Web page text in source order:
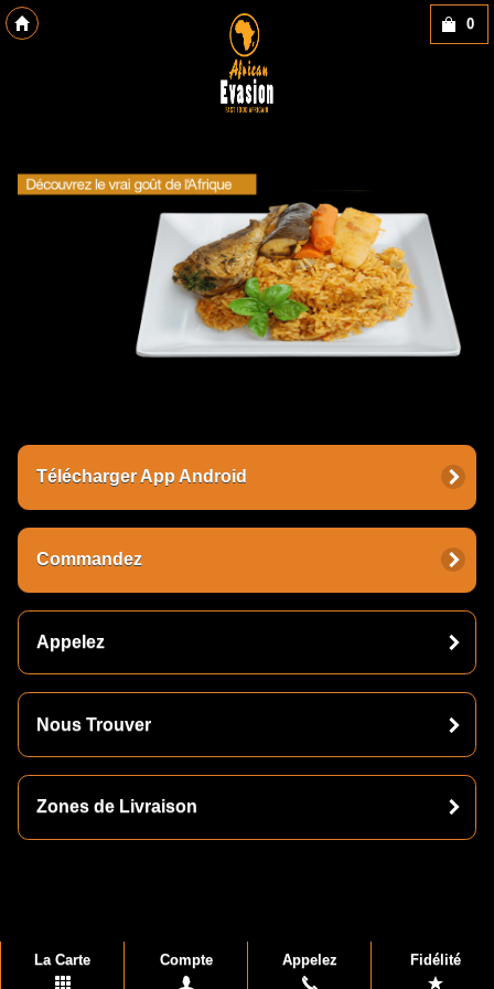
0
Télécharger App Android
Commandez
Appelez
Nous Trouver
Zones de Livraison
La Carte Compte Appelez Fidélité
Copyright des-click